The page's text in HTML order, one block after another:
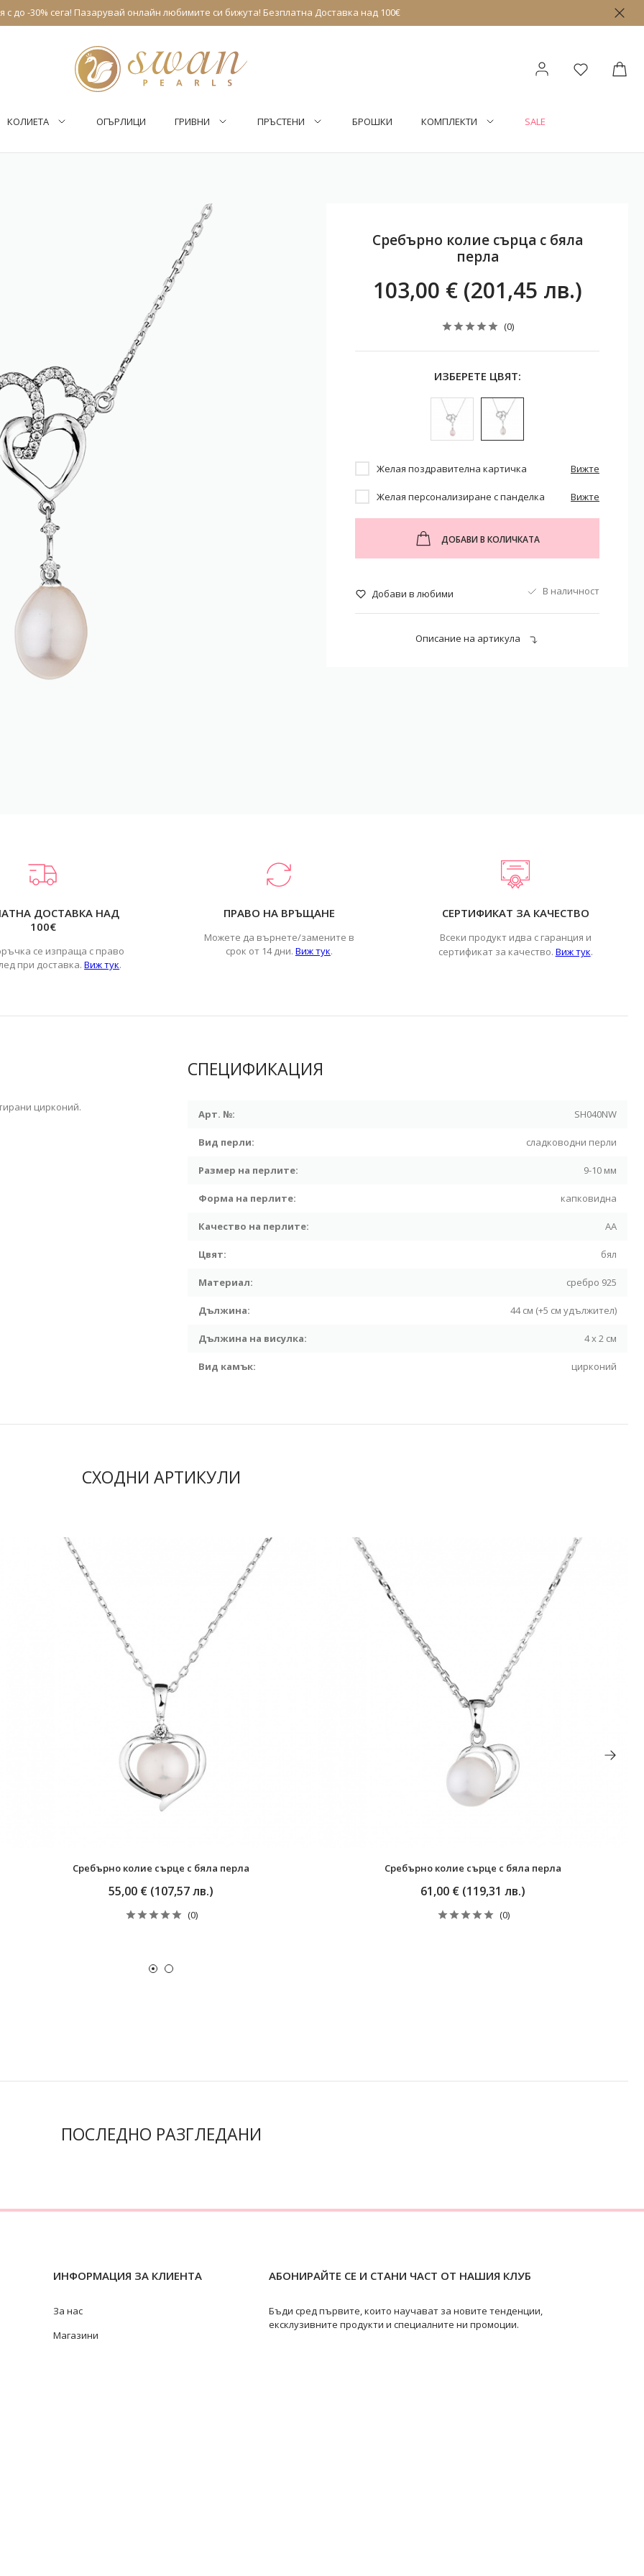
до -30% сега! Пазарувай онлайн любимите си бижута! Безплатна Доставка над 100€
КОЛИЕТА ОГЪРЛИЦИ ГРИВНИ ПРЪСТЕНИ БРОШКИ КОМПЛЕКТИ SALE
Сребърно колие сърца с бяла
перла
103,00 € (201,45 лв.)
(0)
ИЗБЕРЕТЕ ЦВЯТ:
Желая поздравителна картичка Вижте
Желая персонализиране с панделка Вижте
ДОБАВИ В КОЛИЧКАТА
Добави в любими В наличност
Описание на артикула
ДОСТАВКА НАД
100€
се изпраща с право
при доставка.Виж тук.
ПРАВО НА ВРЪЩАНЕ
Можете да върнете/замените в
срок от 14 дни. Виж тук.
СЕРТИФИКАТ ЗА КАЧЕСТВО
Всеки продукт идва с гаранция и
сертификат за качество. Виж тук.
цирконий.
СПЕЦИФИКАЦИЯ
Арт. №: SH040NW
Вид перли: сладководни перли
Размер на перлите: 9-10 мм
Форма на перлите: капковидна
Качество на перлите: АА
Цвят: бял
Материал: сребро 925
Дължина: 44 см (+5 см удължител)
Дължина на висулка: 4 х 2 см
Вид камък: цирконий
СХОДНИ АРТИКУЛИ
Сребърно колие сърце с бяла перла
55,00 € (107,57 лв.)
(0)
Сребърно колие сърце с бяла перла
61,00 € (119,31 лв.)
(0)
ПОСЛЕДНО РАЗГЛЕДАНИ
ИНФОРМАЦИЯ ЗА КЛИЕНТА
За нас
Магазини
АБОНИРАЙТЕ СЕ И СТАНИ ЧАСТ ОТ НАШИЯ КЛУБ
Бъди сред първите, които научават за новите тенденции,
ексклузивните продукти и специалните ни промоции.